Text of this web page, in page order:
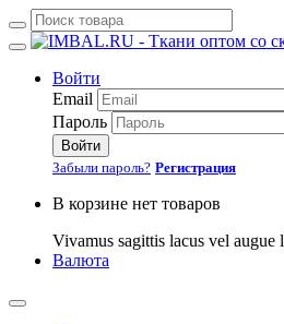
Войти
Email
Пароль
Войти
Забыли пароль? Регистрация
В корзине нет товаров
Vivamus sagittis lacus vel augue
Валюта